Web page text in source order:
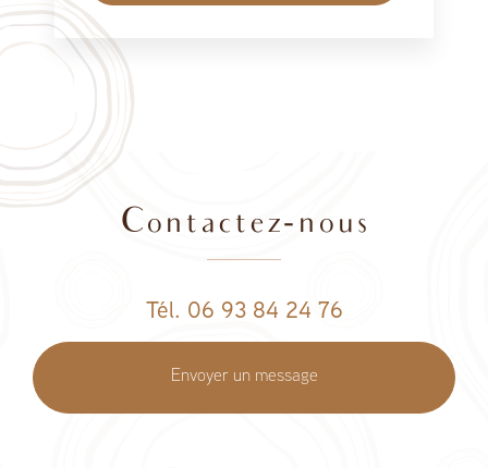
Contactez-nous
Tél. 06 93 84 24 76
Envoyer un message